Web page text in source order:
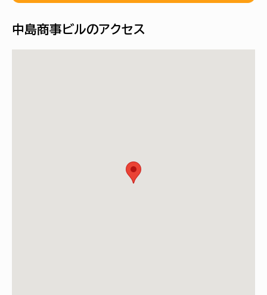
中島商事ビルのアクセス